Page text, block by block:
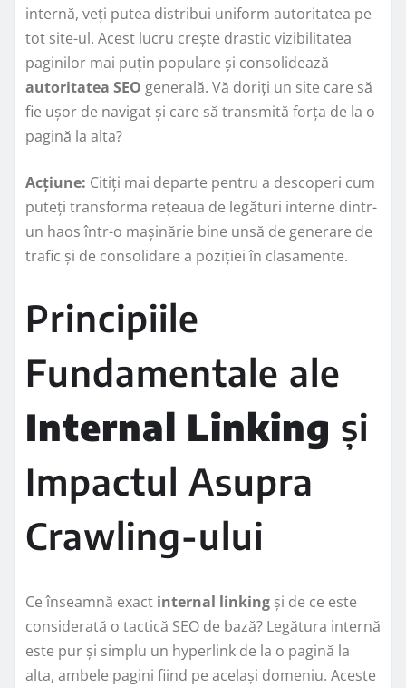
internă, veți putea distribui uniform autoritatea pe
tot site-ul. Acest lucru crește drastic vizibilitatea
paginilor mai puțin populare și consolidează
autoritatea SEO generală. Vă doriți un site care să
fie ușor de navigat și care să transmită forța de la o
pagină la alta?
Acțiune: Citiți mai departe pentru a descoperi cum
puteți transforma rețeaua de legături interne dintr-
un haos într-o mașinărie bine unsă de generare de
trafic și de consolidare a poziției în clasamente.
Principiile
Fundamentale ale
Internal Linking și
Impactul Asupra
Crawling-ului
Ce înseamnă exact internal linking și de ce este
considerată o tactică SEO de bază? Legătura internă
este pur și simplu un hyperlink de la o pagină la
alta, ambele pagini fiind pe același domeniu. Aceste